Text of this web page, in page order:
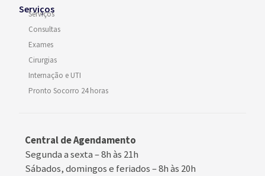
Serviços
Serviços
Consultas
Exames
Cirurgias
Internação e UTI
Pronto Socorro 24 horas
Central de Agendamento
Segunda a sexta –8h às 21h
Sábados, domingos e feriados–8h às 20h